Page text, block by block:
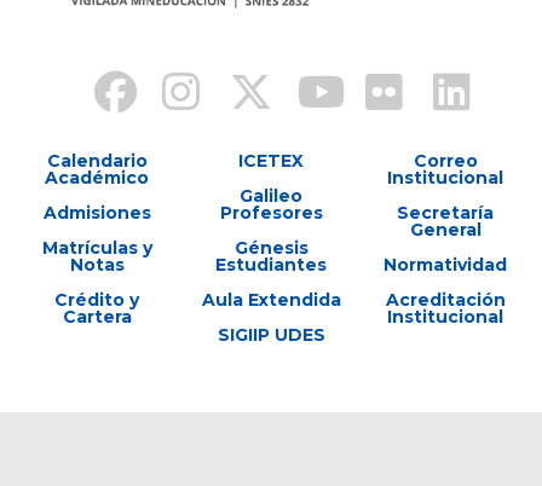
Calendario
Académico
Admisiones
Matrículas y
Notas
Crédito y
Cartera
ICETEX
Galileo
Profesores
Génesis
Estudiantes
Aula Extendida
SIGIIP UDES
Correo
Institucional
Secretaría
General
Normatividad
Acreditación
Institucional